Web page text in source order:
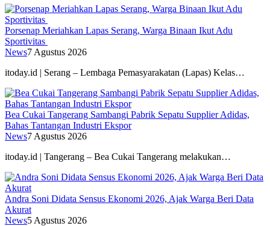
Porsenap Meriahkan Lapas Serang, Warga Binaan Ikut Adu
Sportivitas
News7 Agustus 2026
itoday.id | Serang – Lembaga Pemasyarakatan (Lapas) Kelas…
Bea Cukai Tangerang Sambangi Pabrik Sepatu Supplier Adidas,
Bahas Tantangan Industri Ekspor
News7 Agustus 2026
itoday.id | Tangerang – Bea Cukai Tangerang melakukan…
Andra Soni Didata Sensus Ekonomi 2026, Ajak Warga Beri Data
Akurat
News5 Agustus 2026